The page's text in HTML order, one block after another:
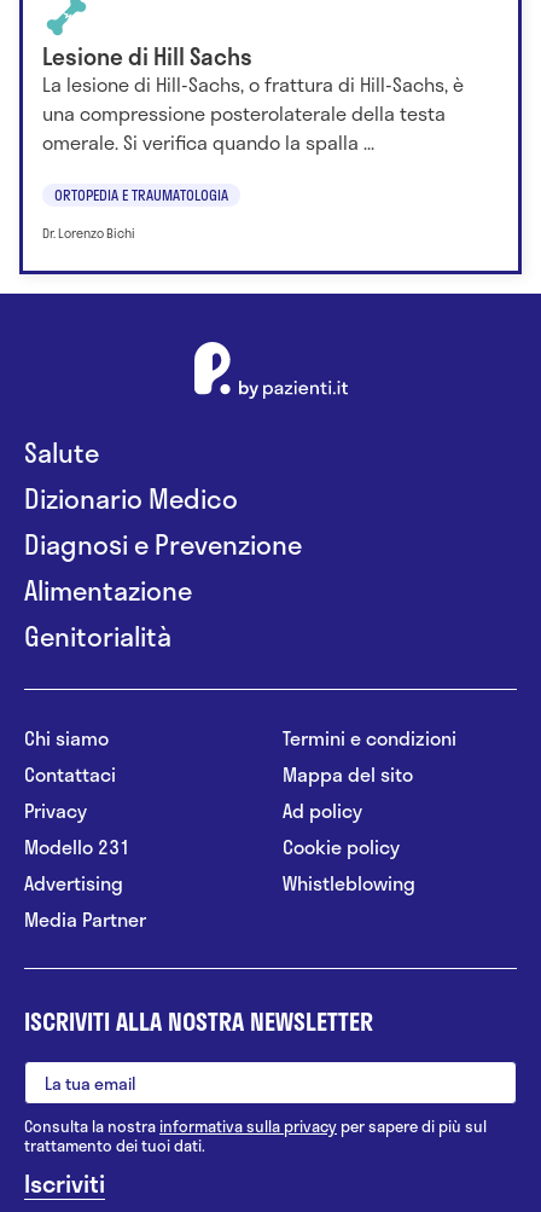
Lesione di Hill Sachs
La lesione di Hill-Sachs, o frattura di Hill-Sachs, è
una compressione posterolaterale della testa
omerale. Si verifica quando la spalla ...
ORTOPEDIA E TRAUMATOLOGIA
Dr. Lorenzo Bichi
Salute
Dizionario Medico
Diagnosi e Prevenzione
Alimentazione
Genitorialità
Chi siamo
Contattaci
Privacy
Modello 231
Advertising
Media Partner
Termini e condizioni
Mappa del sito
Ad policy
Cookie policy
Whistleblowing
ISCRIVITI ALLA NOSTRA NEWSLETTER
Consulta la nostrainformativa sulla privacy per sapere di più sul
trattamento dei tuoi dati.